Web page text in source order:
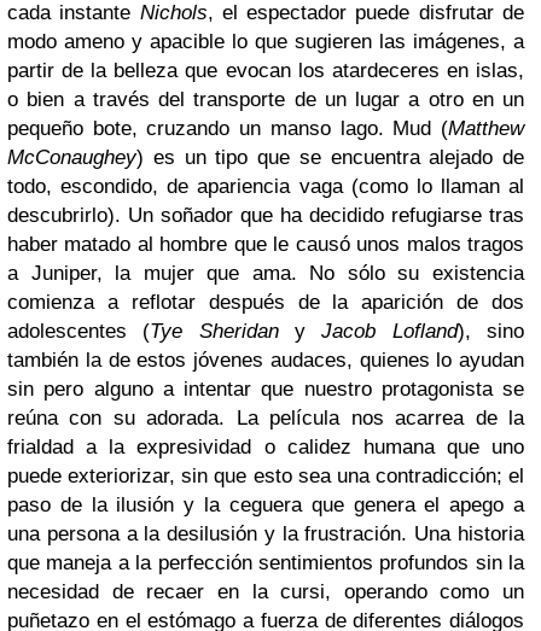
cada instante Nichols, el espectador puede disfrutar de
modo ameno y apacible lo que sugieren las imágenes, a
partir de la belleza que evocan los atardeceres en islas,
o bien a través del transporte de un lugar a otro en un
pequeño bote, cruzando un manso lago. Mud (Matthew
McConaughey) es un tipo que se encuentra alejado de
todo, escondido, de apariencia vaga (como lo llaman al
descubrirlo). Un soñador que ha decidido refugiarse tras
haber matado al hombre que le causó unos malos tragos
a Juniper, la mujer que ama. No sólo su existencia
comienza a reflotar después de la aparición de dos
adolescentes (Tye SheridanyJacob Lofland), sino
también la de estos jóvenes audaces, quienes lo ayudan
sin pero alguno a intentar que nuestro protagonista se
reúna con su adorada.
La película nos acarrea de la
frialdad a la expresividad o calidez humana que uno
puede exteriorizar, sin que esto sea una contradicción; el
paso de la ilusión y la ceguera que genera el apego a
una persona a la desilusión y la frustración. Una historia
que maneja a la perfección sentimientos profundos sin la
necesidad de recaer en la cursi, operando como un
puñetazo en el estómago a fuerza de diferentes diálogos